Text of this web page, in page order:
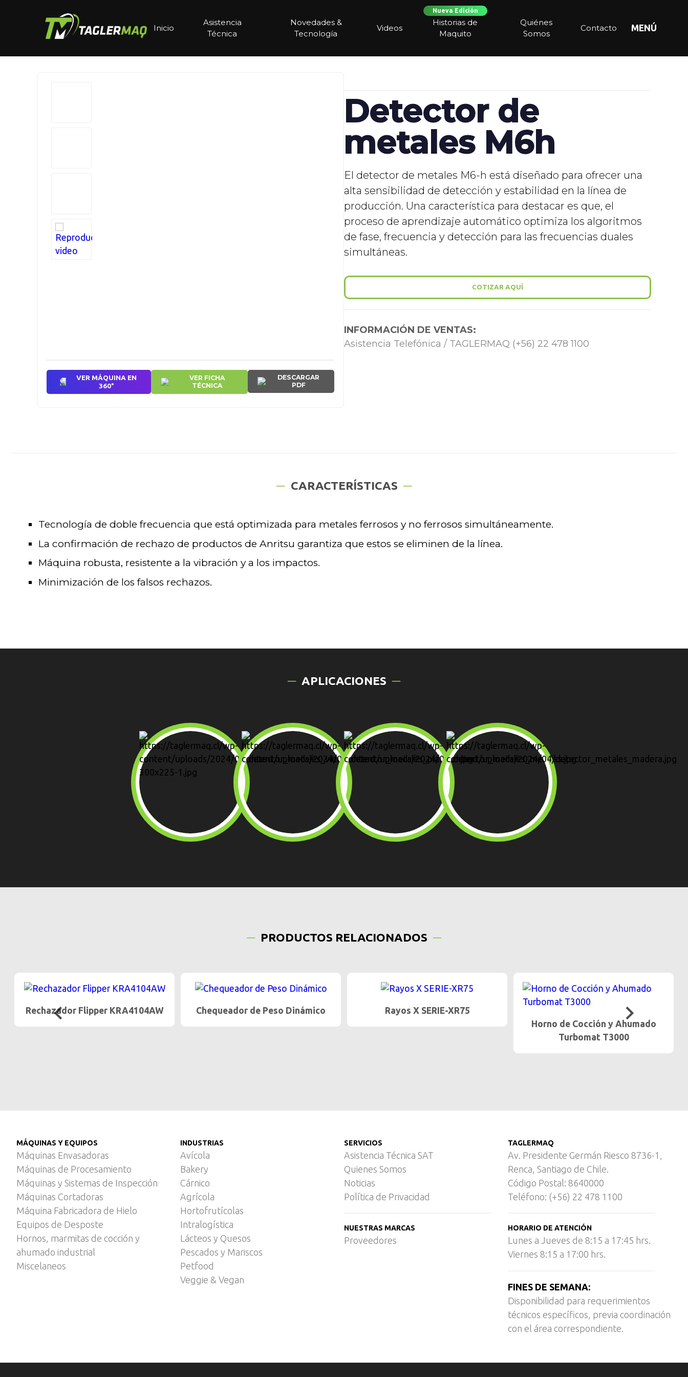
Inicio
Asistencia
Técnica
Novedades &
Tecnología
Videos
Nueva Edición
Historias de
Maquito
Quiénes
Somos
Contacto MENÚ
VER MÁQUINA EN
360°
VER FICHA
TÉCNICA
DESCARGAR
PDF
Detector de
metales M6h
El detector de metales M6-h está diseñado para ofrecer una
alta sensibilidad de detección y estabilidad en la línea de
producción. Una característica para destacar es que, el
proceso de aprendizaje automático optimiza los algoritmos
de fase, frecuencia y detección para las frecuencias duales
simultáneas.
COTIZAR AQUÍ
INFORMACIÓN DE VENTAS:
Asistencia Telefónica / TAGLERMAQ (+56) 22 478 1100
CARACTERÍSTICAS
Tecnología de doble frecuencia que está optimizada para metales ferrosos y no ferrosos simultáneamente.
La confirmación de rechazo de productos de Anritsu garantiza que estos se eliminen de la línea.
Máquina robusta, resistente a la vibración y a los impactos.
Minimización de los falsos rechazos.
APLICACIONES
PRODUCTOS RELACIONADOS
Chequeador de Peso Dinámico
Rayos X SERIE-XR75
Porcionadora PUMA 700 F
MÁQUINAS Y EQUIPOS
Máquinas Envasadoras
Máquinas de Procesamiento
Máquinas y Sistemas de Inspección
Máquinas Cortadoras
Máquina Fabricadora de Hielo
Equipos de Desposte
Hornos, marmitas de cocción y
ahumado industrial
Miscelaneos
INDUSTRIAS
Avícola
Bakery
Cárnico
Agrícola
Hortofrutícolas
Intralogística
Lácteos y Quesos
Pescados y Mariscos
Petfood
Veggie & Vegan
SERVICIOS
Asistencia Técnica SAT
Quienes Somos
Noticias
Política de Privacidad
NUESTRAS MARCAS
Proveedores
TAGLERMAQ
Av. Presidente Germán Riesco 8736-1,
Renca, Santiago de Chile.
Código Postal: 8640000
Teléfono: (+56) 22 478 1100
HORARIO DE ATENCIÓN
Lunes a Jueves de 8:15 a 17:45 hrs.
Viernes 8:15 a 17:00 hrs.
FINES DE SEMANA:
Disponibilidad para requerimientos
técnicos específicos, previa coordinación
con el área correspondiente.